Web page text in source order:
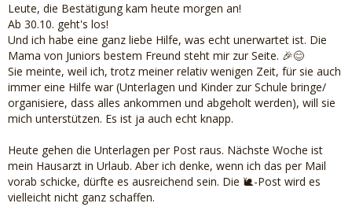
Leute, die Bestätigung kam heute morgen an!
Ab 30.10. geht's los!
Und ich habe eine ganz liebe Hilfe, was echt unerwartet ist. Die
Mama von Juniors bestem Freund steht mir zur Seite. 🎉😊
Sie meinte, weil ich, trotz meiner relativ wenigen Zeit, für sie auch
immer eine Hilfe war (Unterlagen und Kinder zur Schule bringe/
organisiere, dass alles ankommen und abgeholt werden), will sie
mich unterstützen. Es ist ja auch echt knapp.
Heute gehen die Unterlagen per Post raus. Nächste Woche ist
mein Hausarzt in Urlaub. Aber ich denke, wenn ich das per Mail
vorab schicke, dürfte es ausreichend sein. Die 🐌-Post wird es
vielleicht nicht ganz schaffen.